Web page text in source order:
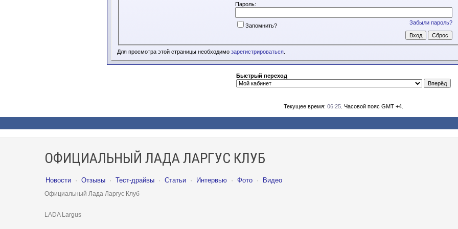
Пароль:
Забыли пароль?
Запомнить?
Для просмотра этой страницы необходимо зарегистрироваться
Быстрый переход
Текущее время: 06:25 . Часовой пояс GMT +4.
ОФИЦИАЛЬНЫЙ ЛАДА ЛАРГУС КЛУБ
Новости · Отзывы · Тест-драйвы · Статьи · Интервью · Фото · Видео
Официальный Лада Ларгус Клуб
LADA Largus